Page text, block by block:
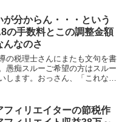
の蓋を開けるしかないな。ASP
とだけど。下が...
が分からん・・・という
の手数料とこの調整金額
んなのさ
の税理士さんにまたも文句を書
愚痴スルーご希望の方はスルー
します。おっさん、「これなら
ええねんな。わからへんがな。
去年１２月の債権...
フィリエイターの節税作